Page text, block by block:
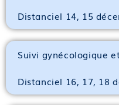
Distanciel 14, 15
Suivi gynécologique
Distanciel 16, 17, 18